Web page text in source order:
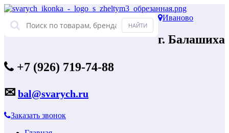
Иваново
г. Балашиха
+7 (926) 719-74-88
✉ bal@svarych.ru
Заказать звонок